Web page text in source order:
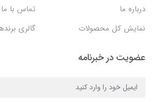
درباره ما
تماس با ما
نمایش کل محصولات
گالری
عضویت در خبرنامه